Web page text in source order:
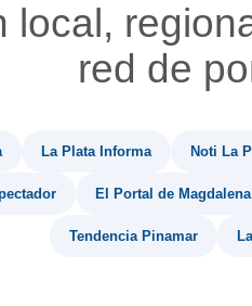
local,
red de
La Plata Informa Noti La
El Portal de Magdalena
Tendencia Pinamar